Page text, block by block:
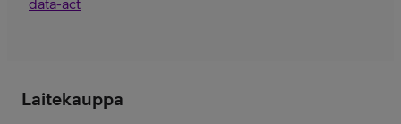
Laitekauppa